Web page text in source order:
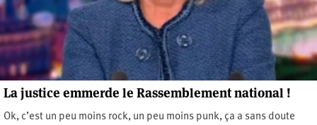
La justice emmerde le Rassemblement national !
Ok, c’est un peu moins rock, un peu moins punk, ça a sans doute